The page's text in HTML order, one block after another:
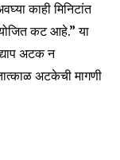
काही मिनिटांत
कट आहे.” या
अटक न
अटकेची मागणी